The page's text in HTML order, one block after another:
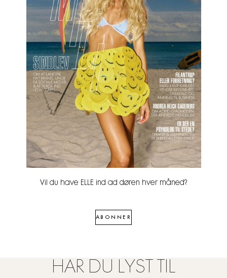
Vil du have ELLE ind ad døren hver måned?
ABONNER
HAR DU LYST TIL